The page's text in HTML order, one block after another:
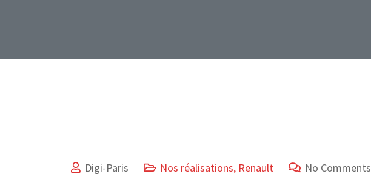
Digi-Paris Nos réalisations, Renault No Comments